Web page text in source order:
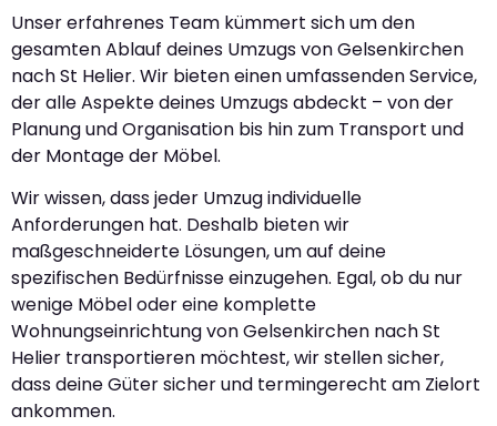
Unser erfahrenes Team kümmert sich um den
gesamten Ablauf deines Umzugs von Gelsenkirchen
nach St Helier. Wir bieten einen umfassenden Service,
der alle Aspekte deines Umzugs abdeckt – von der
Planung und Organisation bis hin zum Transport und
der Montage der Möbel.
Wir wissen, dass jeder Umzug individuelle
Anforderungen hat. Deshalb bieten wir
maßgeschneiderte Lösungen, um auf deine
spezifischen Bedürfnisse einzugehen. Egal, ob du nur
wenige Möbel oder eine komplette
Wohnungseinrichtung von Gelsenkirchen nach St
Helier transportieren möchtest, wir stellen sicher,
dass deine Güter sicher und termingerecht am Zielort
ankommen.